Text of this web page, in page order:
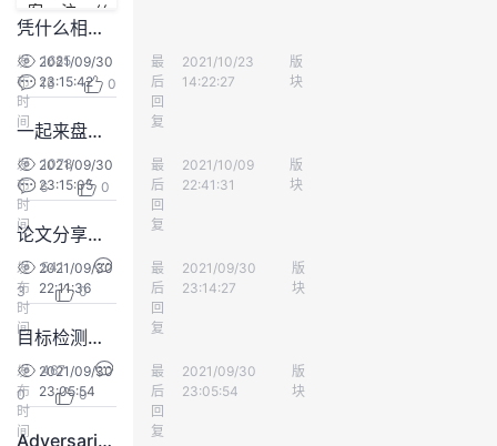
注
的
开
发
者
学
堂
我
的
我
我
的
Programs
我
的
支
持
我
的
技
我
的
客
注
丝
凭什么相信CNN模型？CNN模型的可解释性思考
发
布
时
间
2021/09/30
23:15:42
最
后
回
复
QGS
2021/10/23
14:22:27
版
块
1685
16
0
一起来盘点一下深度学习CV领域瞩目的成果
发
布
时
间
2021/09/30
23:15:05
最
后
回
复
油腻小清新
2021/10/09
22:41:31
版
块
1078
6
0
论文分享：GAN 优化 Yelp 形象图片广告
发
布
时
间
2021/09/30
22:11:36
最
后
回
复
运气男孩
2021/09/30
23:14:27
版
块
541
3
0
目标检测面试指南之YOLOv4
发
布
时
间
2021/09/30
23:05:54
最
后
回
复
初学者7000
2021/09/30
23:05:54
版
块
467
0
0
AdversarialTraining自对抗训练